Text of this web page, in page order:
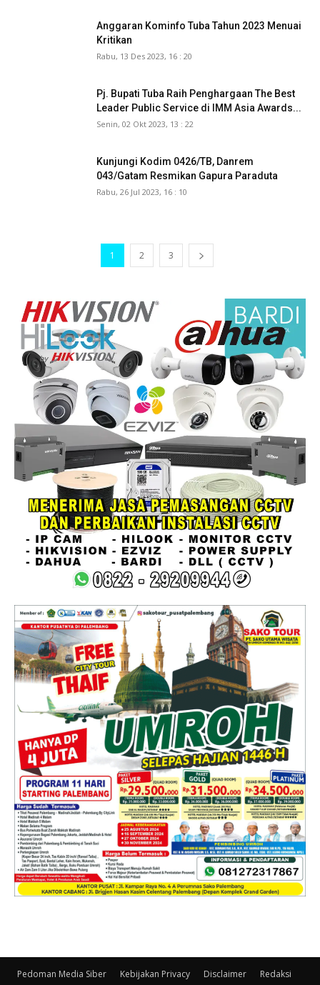
Anggaran Kominfo Tuba Tahun 2023 Menuai
Kritikan
Rabu, 13 Des 2023, 16 : 20
Pj. Bupati Tuba Raih Penghargaan The Best
Leader Public Service di IMM Asia Awards...
Senin, 02 Okt 2023, 13 : 22
Kunjungi Kodim 0426/TB, Danrem
043/Gatam Resmikan Gapura Paraduta
Rabu, 26 Jul 2023, 16 : 10
1 2 3
Pedoman Media Siber Kebijakan Privacy Disclaimer
Redaksi